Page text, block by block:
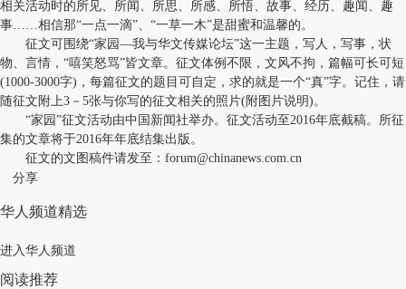
相关活动时的所见、所闻、所思、所感、所悟、故事、经历、趣闻、趣
事……相信那“一点一滴”、“一草一木”是甜蜜和温馨的。
征文可围绕“家园—我与华文传媒论坛”这一主题，写人，写事，状
物、言情，“嘻笑怒骂”皆文章。征文体例不限，文风不拘，篇幅可长可短
(1000-3000字)，每篇征文的题目可自定，求的就是一个“真”字。记住，请
随征文附上3－5张与你写的征文相关的照片(附图片说明)。
“家园”征文活动由中国新闻社举办。征文活动至2016年底截稿。所征
集的文章将于2016年年底结集出版。
征文的文图稿件请发至： forum@chinanews.com.cn
分享
华人频道精选
进入华人频道
阅读推荐